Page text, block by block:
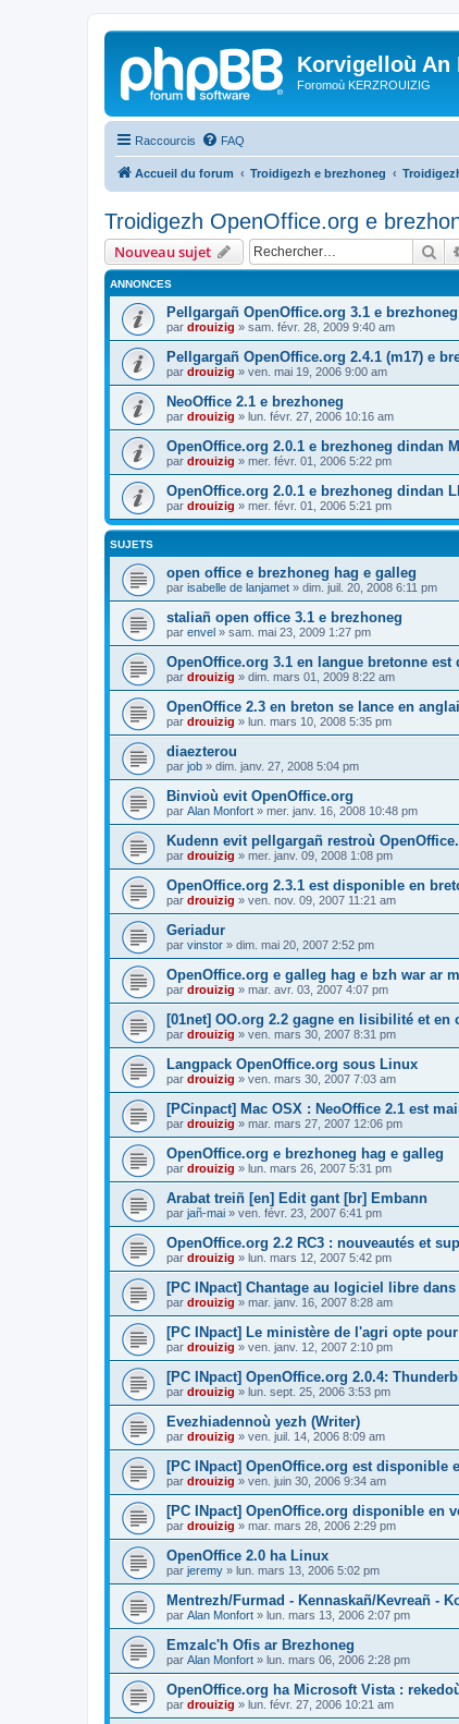
Korvigelloù An
Foromoù KERZROUIZIG
Raccourcis FAQ
Accueil du forum Troidigezh e brezhoneg
Troidigezh OpenOffice.org e
Nouveau sujet
ANNONCES
Pellgargañ OpenOffice.org 3.1 e brezhoneg
par drouizig » sam. févr. 28, 2009 9:40 am
Pellgargañ OpenOffice.org 2.4.1 (m17) e
par drouizig » ven. mai 19, 2006 9:00 am
NeoOffice 2.1 e brezhoneg
par drouizig » lun. févr. 27, 2006 10:16 am
OpenOffice.org 2.0.1 e brezhoneg dindan
par drouizig » mer. févr. 01, 2006 5:22 pm
OpenOffice.org 2.0.1 e brezhoneg dindan
par drouizig » mer. févr. 01, 2006 5:21 pm
SUJETS
open office e brezhoneg hag e galleg
par isabelle de lanjamet » dim. juil. 20, 2008 6:11 pm
staliañ open office 3.1 e brezhoneg
par envel » sam. mai 23, 2009 1:27 pm
OpenOffice.org 3.1 en langue bretonne est
par drouizig » dim. mars 01, 2009 8:22 am
OpenOffice 2.3 en breton se lance en
par drouizig » lun. mars 10, 2008 5:35 pm
diaezterou
par job » dim. janv. 27, 2008 5:04 pm
Binvioù evit OpenOffice.org
par Alan Monfort » mer. janv. 16, 2008 10:48 pm
Kudenn evit pellgargañ restroù
par drouizig » mer. janv. 09, 2008 1:08 pm
OpenOffice.org 2.3.1 est disponible en
par drouizig » ven. nov. 09, 2007 11:21 am
Geriadur
par vinstor » dim. mai 20, 2007 2:52 pm
OpenOffice.org e galleg hag e bzh war ar
par drouizig » mar. avr. 03, 2007 4:07 pm
[01net] OO.org 2.2 gagne en lisibilité et en
par drouizig » ven. mars 30, 2007 8:31 pm
Langpack OpenOffice.org sous Linux
par drouizig » ven. mars 30, 2007 7:03 am
[PCinpact] Mac OSX : NeoOffice 2.1 est
par drouizig » mar. mars 27, 2007 12:06 pm
OpenOffice.org e brezhoneg hag e galleg
par drouizig » lun. mars 26, 2007 5:31 pm
Arabat treiñ [en] Edit gant [br] Embann
par jañ-mai » ven. févr. 23, 2007 6:41 pm
OpenOffice.org 2.2 RC3 : nouveautés et
par drouizig » lun. mars 12, 2007 5:42 pm
[PC INpact] Chantage au logiciel libre dans
par drouizig » mar. janv. 16, 2007 8:28 am
[PC INpact] Le ministère de l'agri opte
par drouizig » ven. janv. 12, 2007 2:10 pm
[PC INpact] OpenOffice.org 2.0.4:
par drouizig » lun. sept. 25, 2006 3:53 pm
Evezhiadennoù yezh (Writer)
par drouizig » ven. juil. 14, 2006 8:09 am
[PC INpact] OpenOffice.org est disponible
par drouizig » ven. juin 30, 2006 9:34 am
[PC INpact] OpenOffice.org disponible en
par drouizig » mar. mars 28, 2006 2:29 pm
OpenOffice 2.0 ha Linux
par jeremy » lun. mars 13, 2006 5:02 pm
Mentrezh/Furmad - Kennaskañ/Kevreañ -
par Alan Monfort » lun. mars 13, 2006 2:07 pm
Emzalc'h Ofis ar Brezhoneg
par Alan Monfort » lun. mars 06, 2006 2:28 pm
OpenOffice.org ha Microsoft Vista :
par drouizig » lun. févr. 27, 2006 10:21 am